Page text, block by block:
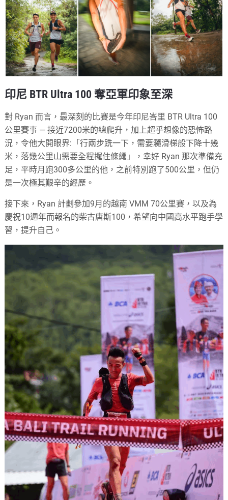
印尼 BTR Ultra 100 奪亞軍印象至深
對 Ryan 而言，最深刻的比賽是今年印尼峇里 BTR Ultra 100
公里賽事 — 接近7200米的總爬升，加上超乎想像的恐怖路
況，令他大開眼界:「行兩步跣一下，需要瀡滑梯般下降十幾
米， 落幾公里山需要全程攞住條繩」，幸好 Ryan 那次準備充
足，平時月跑300多公里的他，之前特別跑了500公里，但仍
是一次極其艱辛的經歷。
接下來，Ryan 計劃參加9月的越南 VMM 70公里賽，以及為
慶祝10週年而報名的柴古唐斯100，希望向中國高水平跑手學
習，提升自己。